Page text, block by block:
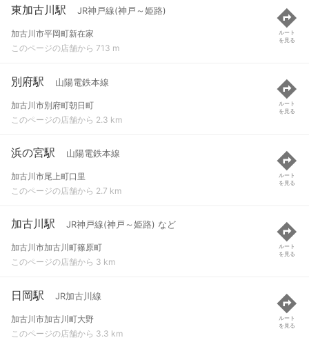
東加古川駅 JR神戸線(神戸～姫路)
加古川市平岡町新在家
このページの店舗から 713 m
ルート
を見る
別府駅 山陽電鉄本線
加古川市別府町朝日町
このページの店舗から 2.3 km
ルート
を見る
浜の宮駅 山陽電鉄本線
加古川市尾上町口里
このページの店舗から 2.7 km
ルート
を見る
加古川駅 JR神戸線(神戸～姫路) など
加古川市加古川町篠原町
このページの店舗から 3 km
ルート
を見る
日岡駅 JR加古川線
加古川市加古川町大野
このページの店舗から 3.3 km
ルート
を見る